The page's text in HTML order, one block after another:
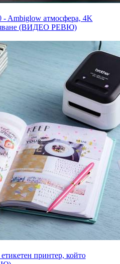
Ambiglow атмосфера, 4K
(ВИДЕО РЕВЮ)
принтер, който